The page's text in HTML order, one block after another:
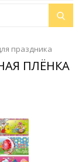
праздника
ПЛЁНКА